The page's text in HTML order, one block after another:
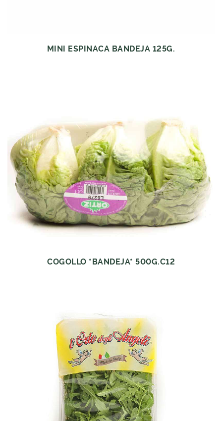
MINI ESPINACA BANDEJA 125G.
COGOLLO *BANDEJA* 500G.C12